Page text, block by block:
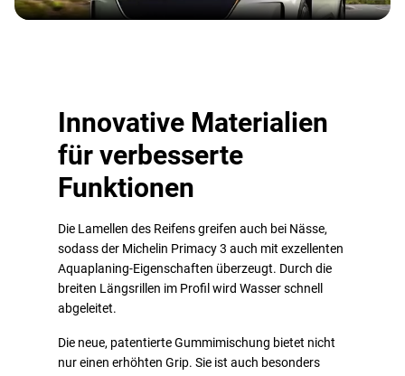
Innovative Materialien
für verbesserte
Funktionen
Die Lamellen des Reifens greifen auch bei Nässe,
sodass der Michelin Primacy 3 auch mit exzellenten
Aquaplaning-Eigenschaften überzeugt. Durch die
breiten Längsrillen im Profil wird Wasser schnell
abgeleitet.
Die neue, patentierte Gummimischung bietet nicht
nur einen erhöhten Grip. Sie ist auch besonders